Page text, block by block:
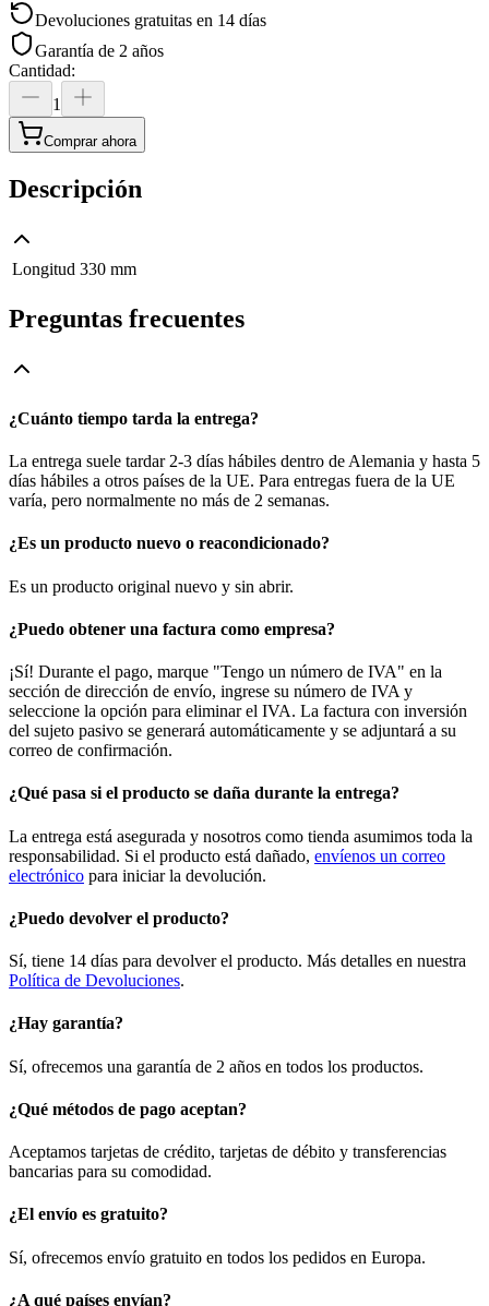
Devoluciones gratuitas en 14 días
Garantía de 2 años
Cantidad:
1
Comprar ahora
Descripción
Longitud 330 mm
Preguntas frecuentes
¿Cuánto tiempo tarda la entrega?
La entrega suele tardar 2-3 días hábiles dentro de Alemania y hasta 5
días hábiles a otros países de la UE. Para entregas fuera de la UE
varía, pero normalmente no más de 2 semanas.
¿Es un producto nuevo o reacondicionado?
Es un producto original nuevo y sin abrir.
¿Puedo obtener una factura como empresa?
¡Sí! Durante el pago, marque "Tengo un número de IVA" en la
sección de dirección de envío, ingrese su número de IVA y
seleccione la opción para eliminar el IVA. La factura con inversión
del sujeto pasivo se generará automáticamente y se adjuntará a su
correo de confirmación.
¿Qué pasa si el producto se daña durante la entrega?
La entrega está asegurada y nosotros como tienda asumimos toda la
responsabilidad. Si el producto está dañado, envíenos un correo
electrónico para iniciar la devolución.
¿Puedo devolver el producto?
Sí, tiene 14 días para devolver el producto. Más detalles en nuestra
Política de Devoluciones.
¿Hay garantía?
Sí, ofrecemos una garantía de 2 años en todos los productos.
¿Qué métodos de pago aceptan?
Aceptamos tarjetas de crédito, tarjetas de débito y transferencias
bancarias para su comodidad.
¿El envío es gratuito?
Sí, ofrecemos envío gratuito en todos los pedidos en Europa.
¿A qué países envían?